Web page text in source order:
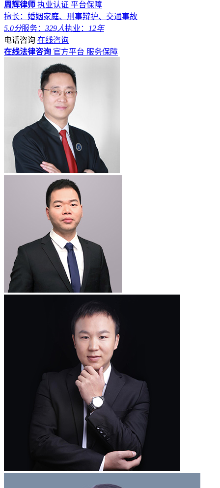
周辉律师 执业认证 平台保障
擅长：婚姻家庭、刑事辩护、交通事故
5.0分服务： 329人执业： 12年
电话咨询 在线咨询
在线法律咨询 官方平台 服务保障